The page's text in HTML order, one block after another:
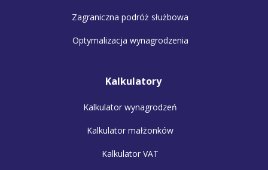
Zagraniczna podróż służbowa
Optymalizacja wynagrodzenia
Kalkulatory
Kalkulator wynagrodzeń
Kalkulator małżonków
Kalkulator VAT